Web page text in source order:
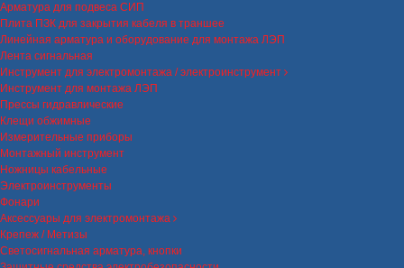
Арматура для подвеса СИП
Плита ПЗК для закрытия кабеля в траншее
Линейная арматура и оборудование для монтажа ЛЭП
Лента сигнальная
Инструмент для электромонтажа / электроинструмент
Инструмент для монтажа ЛЭП
Прессы гидравлические
Клещи обжимные
Измерительные приборы
Монтажный инструмент
Ножницы кабельные
Электроинструменты
Фонари
Аксессуары для электромонтажа
Крепеж / Метизы
Светосигнальная арматура, кнопки